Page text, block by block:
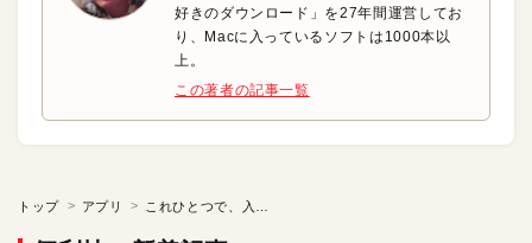
好きのダウンロード」を27年間運営してお
り、Macに入っているソフトは1000本以
上。
この著者の記事一覧
トップ アプリ